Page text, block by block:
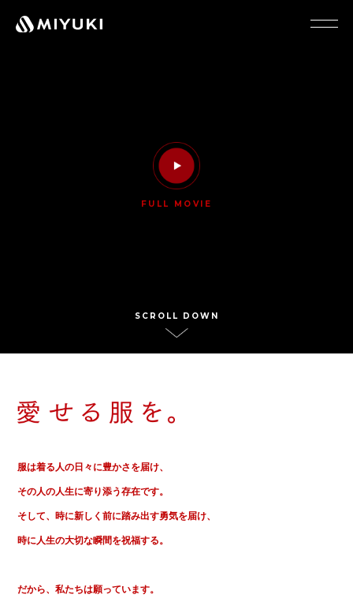
FULL MOVIE
SCROLL DOWN
服は着る人の日々に豊かさを届け、
その人の人生に寄り添う存在です。
そして、時に新しく前に踏み出す勇気を届け、
時に人生の大切な瞬間を祝福する。
だから、私たちは願っています。